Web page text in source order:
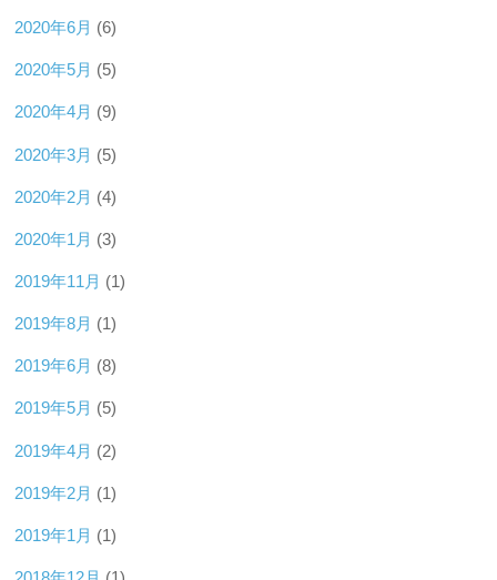
2020年6月 (6)
2020年5月 (5)
2020年4月 (9)
2020年3月 (5)
2020年2月 (4)
2020年1月 (3)
2019年11月 (1)
2019年8月 (1)
2019年6月 (8)
2019年5月 (5)
2019年4月 (2)
2019年2月 (1)
2019年1月 (1)